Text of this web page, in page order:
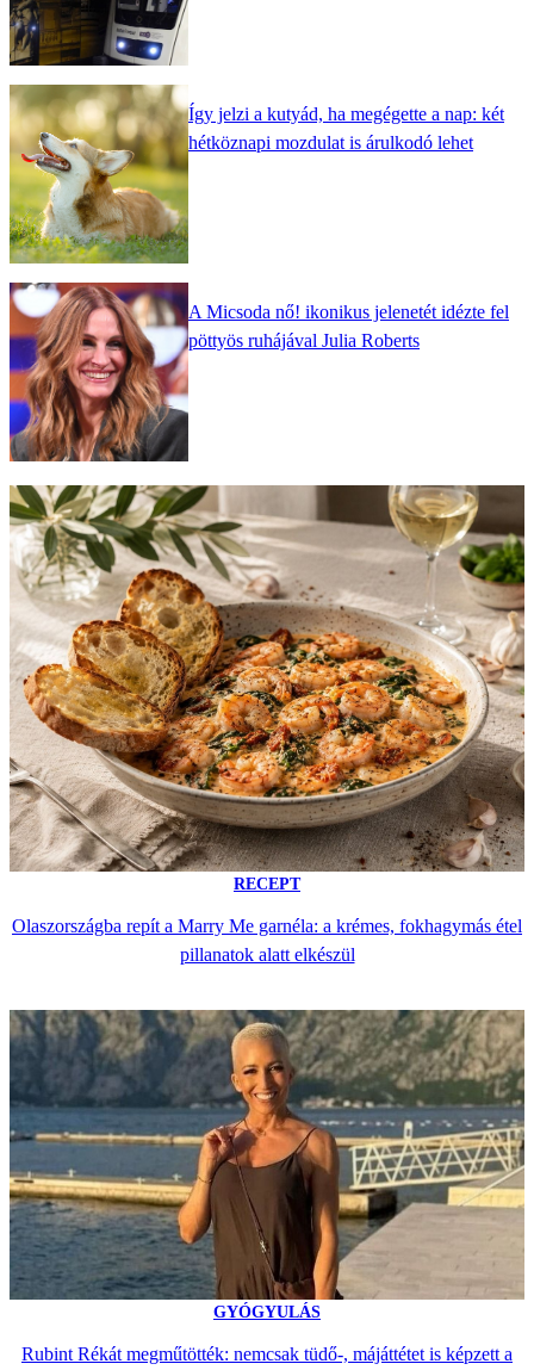
Így jelzi a kutyád, ha megégette a nap: két
hétköznapi mozdulat is árulkodó lehet
A Micsoda nő! ikonikus jelenetét idézte fel
pöttyös ruhájával Julia Roberts
RECEPT
Olaszországba repít a Marry Me garnéla: a krémes, fokhagymás étel
pillanatok alatt elkészül
GYÓGYULÁS
Rubint Rékát megműtötték: nemcsak tüdő-, májáttétet is képzett a